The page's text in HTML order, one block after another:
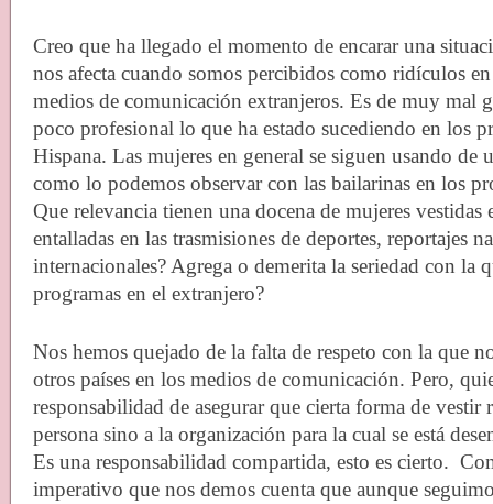
Creo que ha llegado el momento de encarar una
nos afecta cuando somos percibidos como ridículos
medios de comunicación extranjeros. Es de muy mal
poco profesional lo que ha estado sucediendo en los
Hispana. Las mujeres en general se siguen usando de
como lo podemos observar con las bailarinas en los
Que relevancia tienen una docena de mujeres vestidas
entalladas en las trasmisiones de deportes, reportajes
internacionales? Agrega o demerita la seriedad con la
programas en el extranjero?
Nos hemos quejado de la falta de respeto con la que
otros países en los medios de comunicación. Pero,
responsabilidad de asegurar que cierta forma de vestir
persona sino a la organización para la cual se está
Es una responsabilidad compartida, esto es cierto.
imperativo que nos demos cuenta que aunque